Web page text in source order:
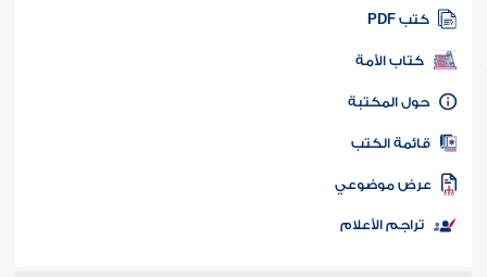
كتب PDF
كتاب الأمة
المكتبة
الكتب
موضوعي